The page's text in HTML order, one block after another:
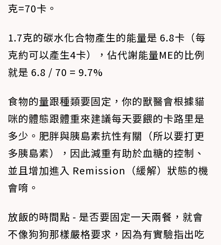
克=70卡。
1.7克的碳水化合物產生的能量是 6.8卡（每
克約可以產生4卡），佔代謝能量ME的比例
就是 6.8 / 70 = 9.7%
食物的量跟種類要固定 ，你的獸醫會根據貓
咪的體態跟體重來建議每天要餵的卡路里是
多少。肥胖與胰島素抗性有關（所以要打更
多胰島素），因此減重有助於血糖的控制、
並且增加進入 Remission（緩解）狀態的機
會唷。
放飯的時間點 - 是否要固定一天兩餐，就會
不像狗狗那樣嚴格要求，因為有實驗指出吃